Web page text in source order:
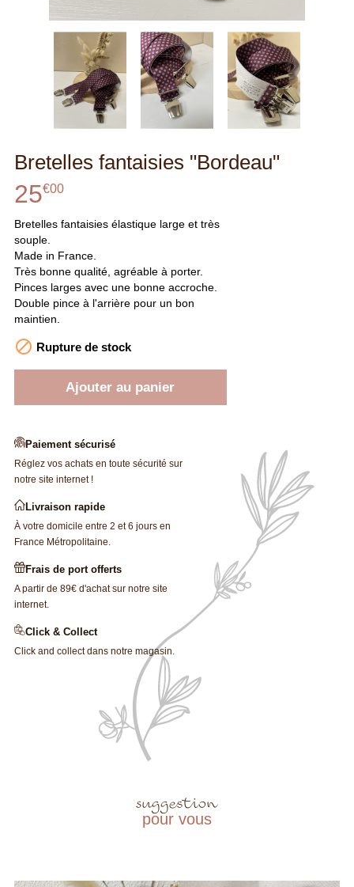
Bretelles fantaisies "Bordeau"
25€00
Bretelles fantaisies élastique large et très
souple.
Made in France.
Très bonne qualité, agréable à porter.
Pinces larges avec une bonne accroche.
Double pince à l'arrière pour un bon
maintien.
 Rupture de stock
Ajouter au panier
Paiement sécurisé
Réglez vos achats en toute sécurité sur
notre site internet !
Livraison rapide
À votre domicile entre 2 et 6 jours en
France Métropolitaine.
Frais de port offerts
A partir de 89€ d'achat sur notre site
internet.
Click & Collect
Click and collect dans notre magasin.
suggestion
pour vous
Créer une liste d'envies